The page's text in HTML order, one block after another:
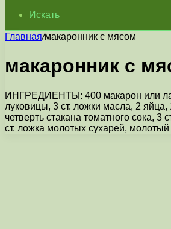
Искать
Главная/макаронник с мясом
макаронник с
ИНГРЕДИЕНТЫ: 400 макарон или
луковицы, 3 ст. ложки масла, 2 яйца,
четверть стакана томатного сока, 3
ст. ложка молотых сухарей, молотый